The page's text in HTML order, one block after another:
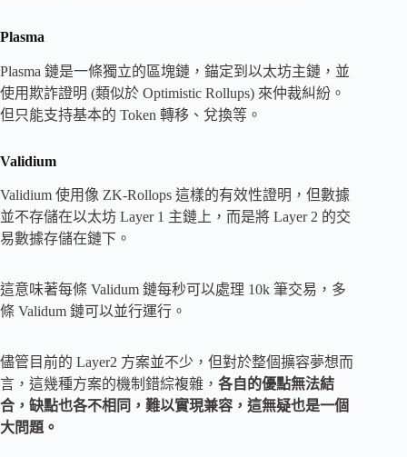
Plasma
Plasma 鏈是一條獨立的區塊鏈，錨定到以太坊主鏈，並
使用欺詐證明 (類似於 Optimistic Rollups) 來仲裁糾紛。
但只能支持基本的 Token 轉移、兌換等。
Validium
Validium 使用像 ZK-Rollops 這樣的有效性證明，但數據
並不存儲在以太坊 Layer 1 主鏈上，而是將 Layer 2 的交
易數據存儲在鏈下。
這意味著每條 Validum 鏈每秒可以處理 10k 筆交易，多
條 Validum 鏈可以並行運行。
儘管目前的 Layer2 方案並不少，但對於整個擴容夢想而
言，這幾種方案的機制錯綜複雜， 各自的優點無法結
合，缺點也各不相同，難以實現兼容，這無疑也是一個
大問題。